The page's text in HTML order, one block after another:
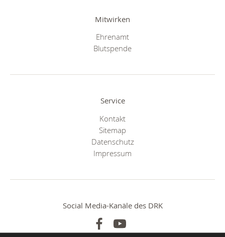
Mitwirken
Ehrenamt
Blutspende
Service
Kontakt
Sitemap
Datenschutz
Impressum
Social Media-Kanäle des DRK